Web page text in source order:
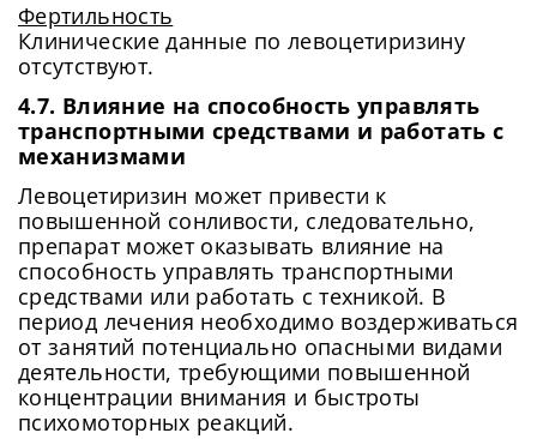
Фертильность
Клинические данные по левоцетиризину
отсутствуют.
4.7. Влияние на способность управлять
транспортными средствами и работать с
механизмами
Левоцетиризин может привести к
повышенной сонливости, следовательно,
препарат может оказывать влияние на
способность управлять транспортными
средствами или работать с техникой. В
период лечения необходимо воздерживаться
от занятий потенциально опасными видами
деятельности, требующими повышенной
концентрации внимания и быстроты
психомоторных реакций.